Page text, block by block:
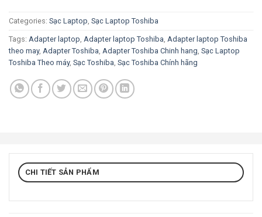
Categories: Sạc Laptop, Sạc Laptop Toshiba
Tags: Adapter laptop, Adapter laptop Toshiba, Adapter laptop Toshiba
theo may, Adapter Toshiba, Adapter Toshiba Chinh hang, Sạc Laptop
Toshiba Theo máy, Sạc Toshiba, Sạc Toshiba Chính hãng
CHI TIẾT SẢN PHẨM